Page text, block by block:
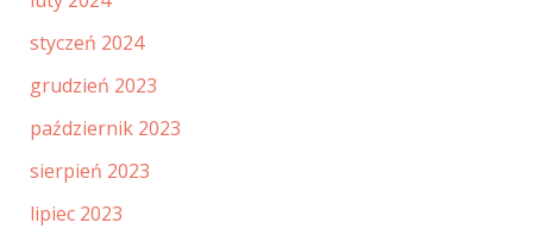
styczeń 2024
grudzień 2023
październik 2023
sierpień 2023
lipiec 2023